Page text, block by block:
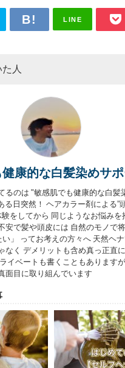
LINE
人
康的な白髪染めサ
るのは "敏感肌でも健康的な白髪
日突然！ ヘアカラー剤による”
験をしてから 同じようなお悩みを
安で髪や頭皮には 自然のモノで
い」 ってお考えの方々へ 天然ヘ
なく デメリットも含め真っ正直
イベートも書くこともあります
面目に取り組んでいます